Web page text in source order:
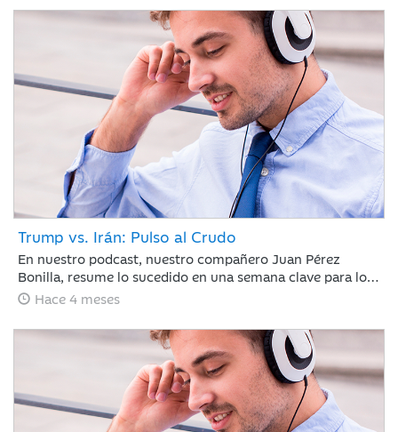
de forma abrupta como podría esperarse.
Trump vs. Irán: Pulso al Crudo
En nuestro podcast, nuestro compañero Juan Pérez
Bonilla, resume lo sucedido en una semana clave para los
mercados en la que Trump ha vuelto a retrasar el
infraestructura energética iraní para llevar al país a la
“edad de piedra” si no se reabre el estrecho de Ormuz
antes del martes por la noche.
Hace 4 meses